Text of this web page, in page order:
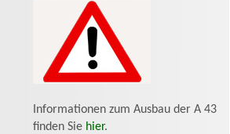
Informationen zum Ausbau der A 43
finden Sie hier.